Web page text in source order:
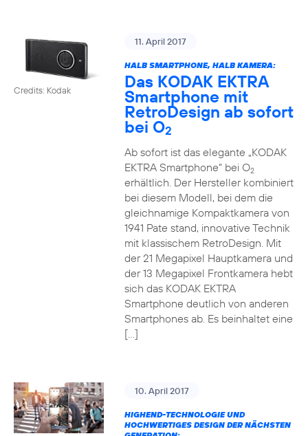
Credits: Kodak
11. April 2017
HALB SMARTPHONE, HALB KAMERA:
Das KODAK EKTRA
Smartphone mit
RetroDesign ab sofort
bei O2
Ab sofort ist das elegante „KODAK
EKTRA Smartphone“ bei O2
erhältlich. Der Hersteller kombiniert
bei diesem Modell, bei dem die
gleichnamige Kompaktkamera von
1941 Pate stand, innovative Technik
mit klassischem RetroDesign. Mit
der 21 Megapixel Hauptkamera und
der 13 Megapixel Frontkamera hebt
sich das KODAK EKTRA
Smartphone deutlich von anderen
Smartphones ab. Es beinhaltet eine
[…]
10. April 2017
HIGHEND-TECHNOLOGIE UND
HOCHWERTIGES DESIGN DER NÄCHSTEN